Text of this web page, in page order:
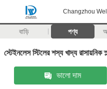
Changzhou
বাড়ি পণ্য
স্টেইনলেস স্টিলের শস্য খাদ্য
ভালো দাম